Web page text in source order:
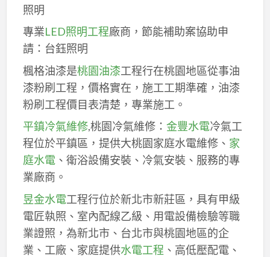
照明
專業LED照明工程廠商，節能補助案協助申
請：台鈺照明
楓格油漆是桃園油漆工程行在桃園地區從事油
漆粉刷工程，價格實在，施工工期準確，油漆
粉刷工程價目表清楚，專業施工。
平鎮冷氣維修,桃園冷氣維修： 金豐水電冷氣工
程位於平鎮區，提供大桃園家庭水電維修、 家
庭水電、衛浴設備安裝、冷氣安裝、服務的專
業廠商。
昱金水電工程行位於新北市新莊區，具有甲級
電匠執照、室內配線乙級、用電設備檢驗等職
業證照，為新北市、台北市與桃園地區的企
業、工廠、家庭提供水電工程 、高低壓配電、